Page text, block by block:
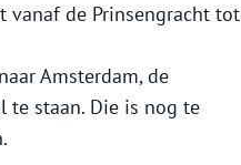
vanaf de Prinsengracht tot
Amsterdam, de
te staan. Die is nog te